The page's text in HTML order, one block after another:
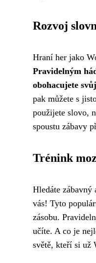
Rozvoj
Hraní her jako
Pravidelným
obohacujete
pak můžete s
použijete slovo,
spoustu zábavy
Trénink
Hledáte zábavný
vás! Tyto
zásobu.
učíte. A co je
světě, kteří si už